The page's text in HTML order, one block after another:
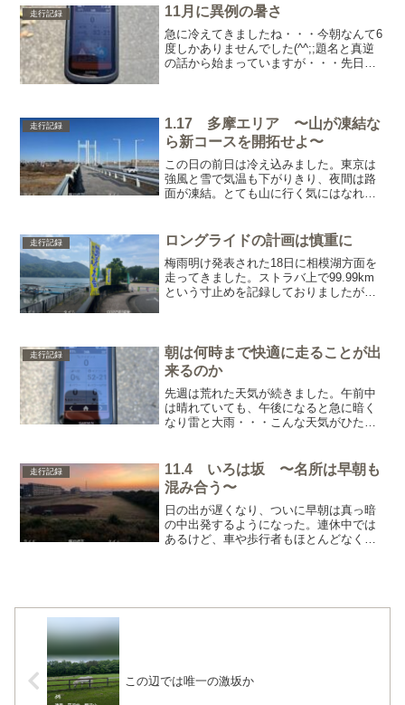
っていると、そんなこ...
走行記録 11月に異例の暑さ
急に冷えてきましたね・・・今朝なんて6
度しかありませんでした(^^;;題名と真逆
の話から始まっていますが・・・先日の
着てきたことに後...
走行記録
1.17 多摩エリア 〜山が凍結な
ら新コースを開拓せよ〜
この日の前日は冷え込みました。東京は
強風と雪で気温も下がりきり、夜間は路
面が凍結。とても山に行く気にはなれま
ブレーキが間に合わず転倒なんてことも
考えられますし、対向車が...
走行記録 ロングライドの計画は慎重に
梅雨明け発表された18日に相模湖方面を
走ってきました。ストラバ上で99.99km
という寸止めを記録しておりましたが、
す(笑)前日...
走行記録
朝は何時まで快適に走ることが出
来るのか
先週は荒れた天気が続きました。午前中
は晴れていても、午後になると急に暗く
なり雷と大雨・・・こんな天気がひたす
のこと、午後の空いた時間で自転車。出
来ればこのペースを崩した...
走行記録
11.4 いろは坂 〜名所は早朝も
混み合う〜
日の出が遅くなり、ついに早朝は真っ暗
の中出発するようになった。連休中では
あるけど、車や歩行者もほとんどなく、
この辺では唯一の激坂か